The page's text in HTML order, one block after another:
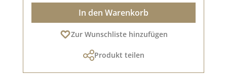
In den Warenkorb
Zur Wunschliste hinzufügen
Produkt teilen